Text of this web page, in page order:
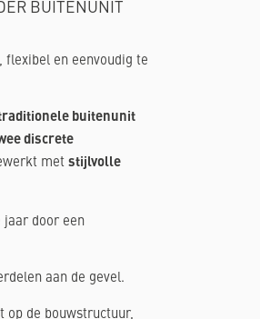
BUITENUNIT
en eenvoudig te
buitenunit
discrete
met stijlvolle
door een
aan de gevel.
op de bouwstructuur,